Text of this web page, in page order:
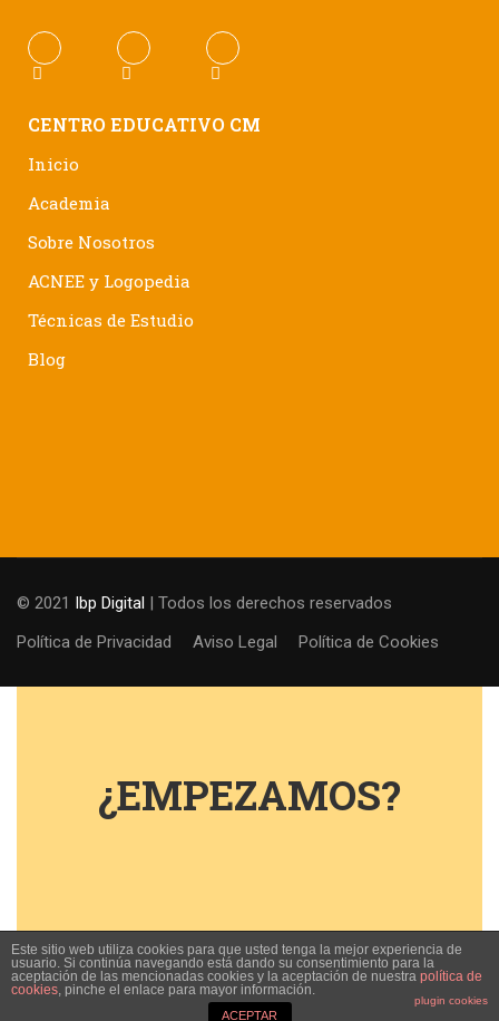
CENTRO EDUCATIVO CM
Inicio
Academia
Sobre Nosotros
ACNEE y Logopedia
Técnicas de Estudio
Blog
© 2021 Ibp Digital | Todos los derechos reservados
Política de Privacidad
Aviso Legal Política de Cookies
¿EMPEZAMOS?
Este sitio web utiliza cookies para que usted tenga la mejor experiencia de
usuario. Si continúa navegando está dando su consentimiento para la
aceptación de las mencionadas cookies y la aceptación de nuestra política de
cookies, pinche el enlace para mayor información.
plugin cookies
ACEPTAR